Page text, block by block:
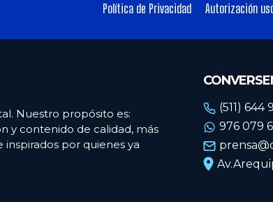
Política de Privacidad
Autorización
Nuestro propósito es:
y contenido de calidad, más
por quienes ya
(511) 644
976 079